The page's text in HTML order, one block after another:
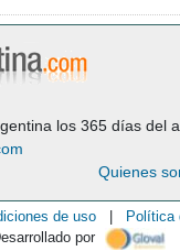
los 365 días del
Quienes
de uso
Política
por